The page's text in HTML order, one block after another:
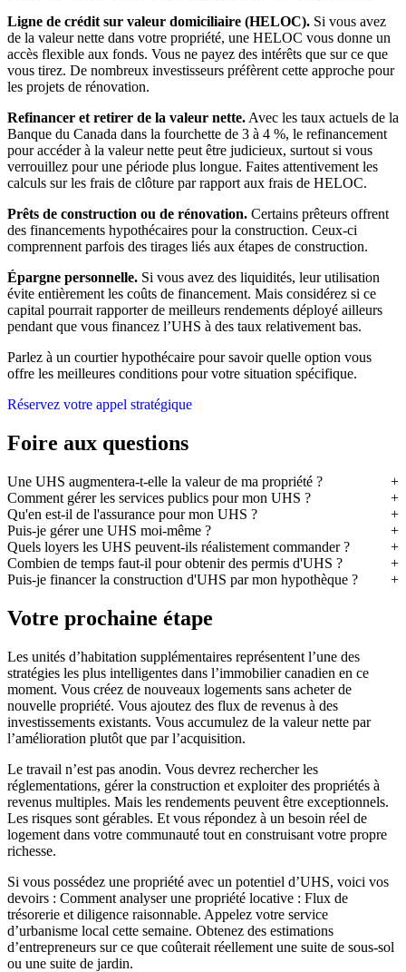
Ligne de crédit sur valeur domiciliaire (HELOC). Si vous avez
de la valeur nette dans votre propriété, une HELOC vous donne un
accès flexible aux fonds. Vous ne payez des intérêts que sur ce que
vous tirez. De nombreux investisseurs préfèrent cette approche pour
les projets de rénovation.
Refinancer et retirer de la valeur nette. Avec les taux actuels de la
Banque du Canada dans la fourchette de 3 à 4 %, le refinancement
pour accéder à la valeur nette peut être judicieux, surtout si vous
verrouillez pour une période plus longue. Faites attentivement les
calculs sur les frais de clôture par rapport aux frais de HELOC.
Prêts de construction ou de rénovation. Certains prêteurs offrent
des financements hypothécaires pour la construction. Ceux-ci
comprennent parfois des tirages liés aux étapes de construction.
Épargne personnelle. Si vous avez des liquidités, leur utilisation
évite entièrement les coûts de financement. Mais considérez si ce
capital pourrait rapporter de meilleurs rendements déployé ailleurs
pendant que vous financez l’UHS à des taux relativement bas.
Parlez à un courtier hypothécaire pour savoir quelle option vous
offre les meilleures conditions pour votre situation spécifique.
Réservez votre appel stratégique
Foire aux questions
Une UHS augmentera-t-elle la valeur de ma propriété ?
Comment gérer les services publics pour mon UHS ?
Qu'en est-il de l'assurance pour mon UHS ?
Puis-je gérer une UHS moi-même ?
Quels loyers les UHS peuvent-ils réalistement commander ?
Combien de temps faut-il pour obtenir des permis d'UHS ?
Puis-je financer la construction d'UHS par mon hypothèque ?
Votre prochaine étape
Les unités d’habitation supplémentaires représentent l’une des
stratégies les plus intelligentes dans l’immobilier canadien en ce
moment. Vous créez de nouveaux logements sans acheter de
nouvelle propriété. Vous ajoutez des flux de revenus à des
investissements existants. Vous accumulez de la valeur nette par
l’amélioration plutôt que par l’acquisition.
Le travail n’est pas anodin. Vous devrez rechercher les
réglementations, gérer la construction et exploiter des propriétés à
revenus multiples. Mais les rendements peuvent être exceptionnels.
Les risques sont gérables. Et vous répondez à un besoin réel de
logement dans votre communauté tout en construisant votre propre
richesse.
Si vous possédez une propriété avec un potentiel d’UHS, voici vos
devoirs : Comment analyser une propriété locative : Flux de
trésorerie et diligence raisonnable. Appelez votre service
d’urbanisme local cette semaine. Obtenez des estimations
d’entrepreneurs sur ce que coûterait réellement une suite de sous-sol
ou une suite de jardin.